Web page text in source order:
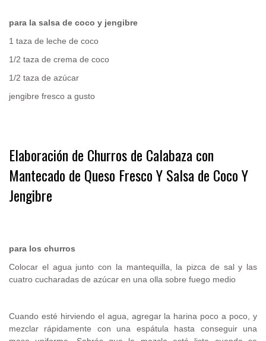
para la salsa de coco y jengibre
1 taza de leche de coco
1/2 taza de crema de coco
1/2 taza de azúcar
jengibre fresco a gusto
Elaboración de Churros de Calabaza con
Mantecado de Queso Fresco Y Salsa de Coco Y
Jengibre
para los churros
Colocar el agua junto con la mantequilla, la pizca de sal y las
cuatro cucharadas de azúcar en una olla sobre fuego medio
Cuando esté hirviendo el agua, agregar la harina poco a poco, y
mezclar rápidamente con una espátula hasta conseguir una